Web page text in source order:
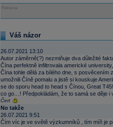
Reklama
Váš názor
26.07.2021 13:10
Autor záměrně(?) nezmiňuje dva důležité
Čína perfektně infiltrovala americké
Čína tohle dělá za bílého dne, s posvěcením
umožnili Číně pomalu a jistě si kouskuje
se do sporu head to head s Čínou, Great
co go…! Předpokládám, že to samá se děje
Čert
No takže
26.07.2021 9:51
Čím víc je ve světě výzkumníků , tím míň je